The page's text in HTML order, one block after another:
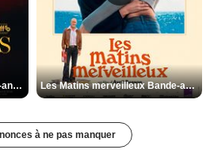
Les Silences de Riyad Bande-annonce VO STFR Les Matins merveilleux Bande-annonce VF
à ne pas manquer